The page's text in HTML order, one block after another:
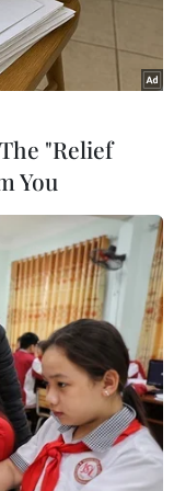
Trà Leng. (Ảnh:
Nam Trà My,
ôtô Trường
nhà cho
Trà My có
lở núi gây ra
"Relief
You